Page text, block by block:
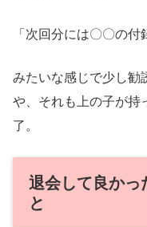
「次回分には〇〇の付
みたいな感じで少し勧
や、それも上の子が持
了。
退会して良かっ
と